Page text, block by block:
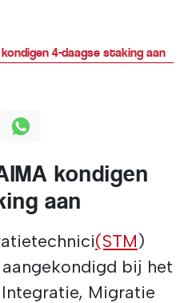
4-daagse staking aan
kondigen
aan
(STM)
bij het
Migratie